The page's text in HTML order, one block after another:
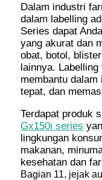
Dalam industri
dalam labelling
Series dapat
yang akurat dan
obat, botol,
lainnya.
membantu
tepat, dan
Terdapat produk
Gx150i series
lingkungan
makanan,
kesehatan dan
Bagian 11, jejak